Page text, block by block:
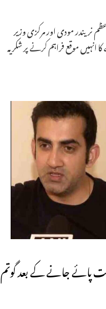
نریندر مودی اور مرکزی وزیر
موقع فراہم کرنے پر شکریہ
پائے جانے کے بعد گوتم